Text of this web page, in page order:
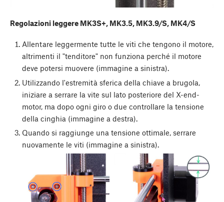
Regolazioni leggere MK3S+, MK3.5, MK3.9/S, MK4/S
Allentare leggermente tutte le viti che tengono il motore,
altrimenti il "tenditore" non funziona perché il motore
deve potersi muovere (immagine a sinistra).
Utilizzando l'estremità sferica della chiave a brugola,
iniziare a serrare la vite sul lato posteriore del X-end-
motor, ma dopo ogni giro o due controllare la tensione
della cinghia (immagine a destra).
Quando si raggiunge una tensione ottimale, serrare
nuovamente le viti (immagine a sinistra).